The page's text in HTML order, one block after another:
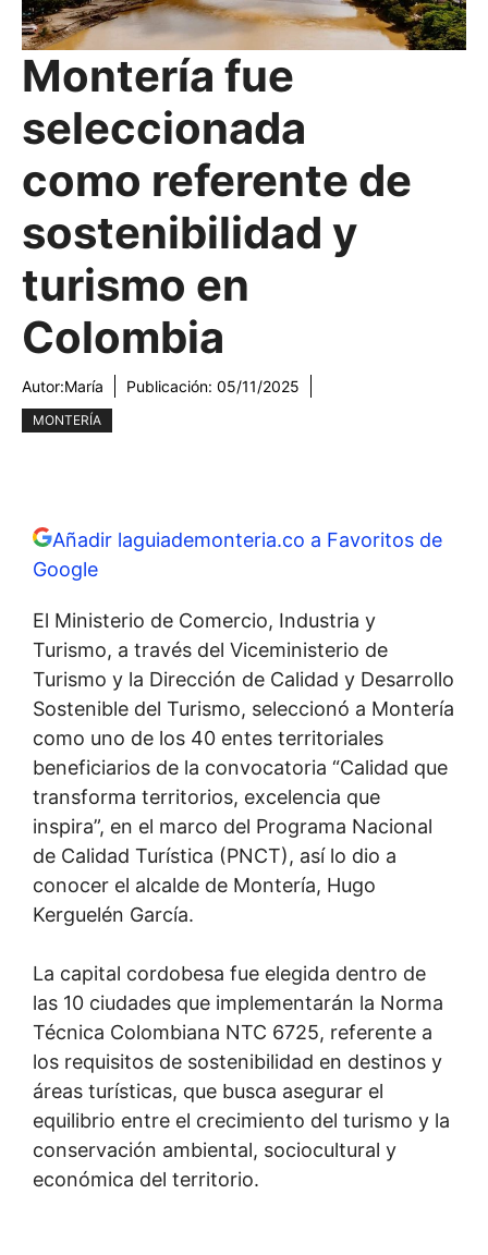
Montería fue
seleccionada
como referente de
sostenibilidad y
turismo en
Colombia
Autor:María Publicación: 05/11/2025
MONTERÍA
Añadir laguiademonteria.co a Favoritos de
Google
El Ministerio de Comercio, Industria y
Turismo, a través del Viceministerio de
Turismo y la Dirección de Calidad y Desarrollo
Sostenible del Turismo, seleccionó a Montería
como uno de los 40 entes territoriales
beneficiarios de la convocatoria “Calidad que
transforma territorios, excelencia que
inspira”, en el marco del Programa Nacional
de Calidad Turística (PNCT), así lo dio a
conocer el alcalde de Montería, Hugo
Kerguelén García.
La capital cordobesa fue elegida dentro de
las 10 ciudades que implementarán la Norma
Técnica Colombiana NTC 6725, referente a
los requisitos de sostenibilidad en destinos y
áreas turísticas, que busca asegurar el
equilibrio entre el crecimiento del turismo y la
conservación ambiental, sociocultural y
económica del territorio.